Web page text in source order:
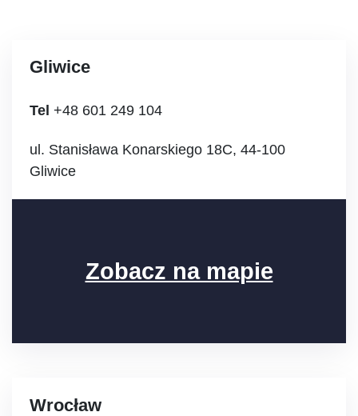
Gliwice
Tel +48 601 249 104
ul. Stanisława Konarskiego 18C, 44-100
Gliwice
Zobacz na mapie
Wrocław